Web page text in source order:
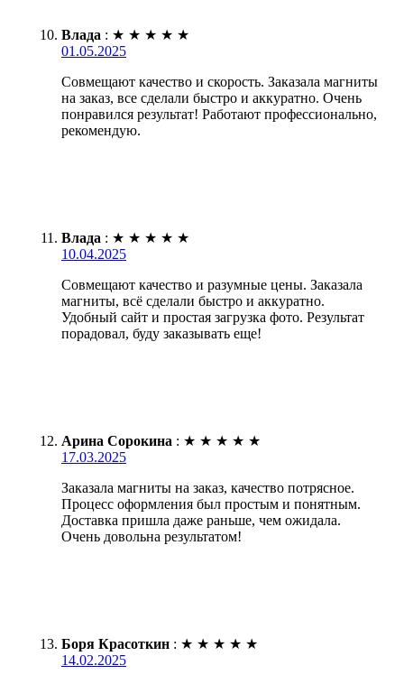
Влада : ★ ★ ★ ★ ★
01.05.2025
Совмещают качество и скорость. Заказала магниты
на заказ, все сделали быстро и аккуратно. Очень
понравился результат! Работают профессионально,
рекомендую.
Влада : ★ ★ ★ ★ ★
10.04.2025
Совмещают качество и разумные цены. Заказала
магниты, всё сделали быстро и аккуратно.
Удобный сайт и простая загрузка фото. Результат
порадовал, буду заказывать еще!
Арина Сорокина : ★ ★ ★ ★ ★
17.03.2025
Заказала магниты на заказ, качество потрясное.
Процесс оформления был простым и понятным.
Доставка пришла даже раньше, чем ожидала.
Очень довольна результатом!
Боря Красоткин : ★ ★ ★ ★ ★
14.02.2025